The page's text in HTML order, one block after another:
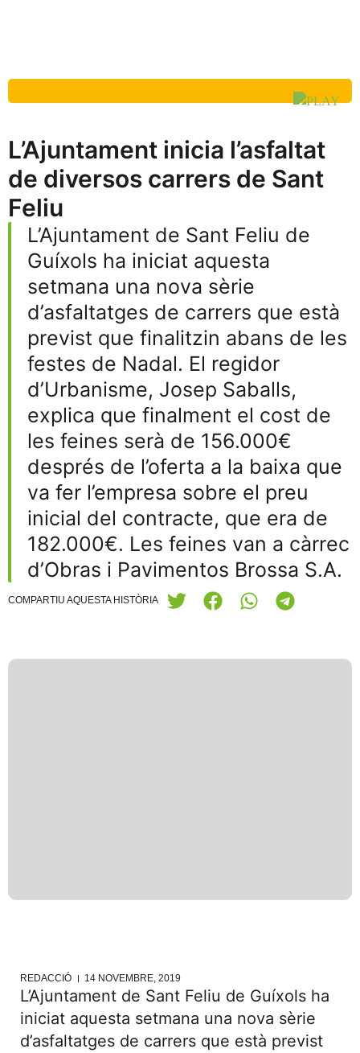
L’Ajuntament inicia l’asfaltat
de diversos carrers de Sant
Feliu
L’Ajuntament de Sant Feliu de
Guíxols ha iniciat aquesta
setmana una nova sèrie
d’asfaltatges de carrers que està
previst que finalitzin abans de les
festes de Nadal. El regidor
d’Urbanisme, Josep Saballs,
explica que finalment el cost de
les feines serà de 156.000€
després de l’oferta a la baixa que
va fer l’empresa sobre el preu
inicial del contracte, que era de
182.000€. Les feines van a càrrec
d’Obras i Pavimentos Brossa S.A.
COMPARTIU AQUESTA HISTÒRIA
REDACCIÓ 14 NOVEMBRE, 2019
L’Ajuntament de Sant Feliu de Guíxols ha
iniciat aquesta setmana una nova sèrie
d’asfaltatges de carrers que està previst